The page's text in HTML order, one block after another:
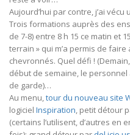
Aujourd’hui par contre, j’ai
Trois formations auprès des
de 7-8) entre 8 h 15 ce matin et
terrain » qui m’a permis de
chevronnés. Quel défi !
début de semaine, le
de garde)…
Au menu,tour du nouveau site
logiciel Inspiration, petit détour
(certains l’utilisent, d’autres